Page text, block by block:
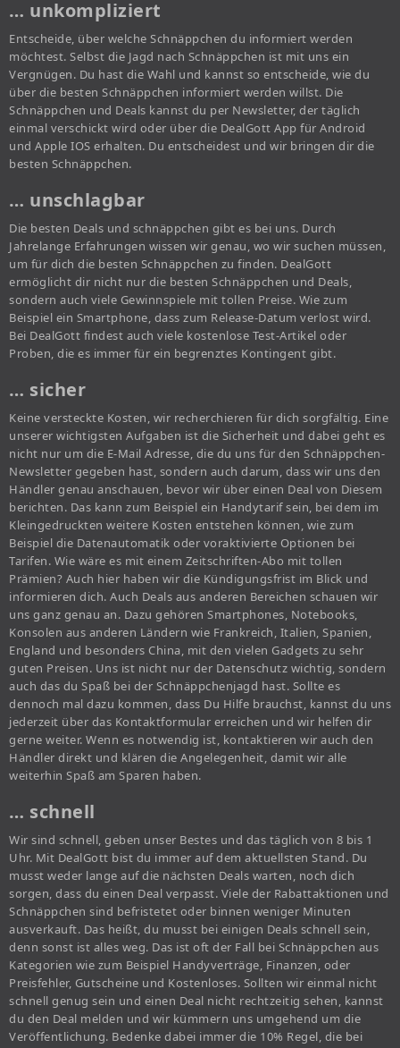
… unkompliziert
Entscheide, über welche Schnäppchen du informiert werden
möchtest. Selbst die Jagd nach Schnäppchen ist mit uns ein
Vergnügen. Du hast die Wahl und kannst so entscheide, wie du
über die besten Schnäppchen informiert werden willst. Die
Schnäppchen und Deals kannst du per Newsletter, der täglich
einmal verschickt wird oder über die DealGott App für Android
und Apple IOS erhalten. Du entscheidest und wir bringen dir die
besten Schnäppchen.
… unschlagbar
Die besten Deals und schnäppchen gibt es bei uns. Durch
Jahrelange Erfahrungen wissen wir genau, wo wir suchen müssen,
um für dich die besten Schnäppchen zu finden. DealGott
ermöglicht dir nicht nur die besten Schnäppchen und Deals,
sondern auch viele Gewinnspiele mit tollen Preise. Wie zum
Beispiel ein Smartphone, dass zum Release-Datum verlost wird.
Bei DealGott findest auch viele kostenlose Test-Artikel oder
Proben, die es immer für ein begrenztes Kontingent gibt.
… sicher
Keine versteckte Kosten, wir recherchieren für dich sorgfältig. Eine
unserer wichtigsten Aufgaben ist die Sicherheit und dabei geht es
nicht nur um die E-Mail Adresse, die du uns für den Schnäppchen-
Newsletter gegeben hast, sondern auch darum, dass wir uns den
Händler genau anschauen, bevor wir über einen Deal von Diesem
berichten. Das kann zum Beispiel ein Handytarif sein, bei dem im
Kleingedruckten weitere Kosten entstehen können, wie zum
Beispiel die Datenautomatik oder voraktivierte Optionen bei
Tarifen. Wie wäre es mit einem Zeitschriften-Abo mit tollen
Prämien? Auch hier haben wir die Kündigungsfrist im Blick und
informieren dich. Auch Deals aus anderen Bereichen schauen wir
uns ganz genau an. Dazu gehören Smartphones, Notebooks,
Konsolen aus anderen Ländern wie Frankreich, Italien, Spanien,
England und besonders China, mit den vielen Gadgets zu sehr
guten Preisen. Uns ist nicht nur der Datenschutz wichtig, sondern
auch das du Spaß bei der Schnäppchenjagd hast. Sollte es
dennoch mal dazu kommen, dass Du Hilfe brauchst, kannst du uns
jederzeit über das Kontaktformular erreichen und wir helfen dir
gerne weiter. Wenn es notwendig ist, kontaktieren wir auch den
Händler direkt und klären die Angelegenheit, damit wir alle
weiterhin Spaß am Sparen haben.
… schnell
Wir sind schnell, geben unser Bestes und das täglich von 8 bis 1
Uhr. Mit DealGott bist du immer auf dem aktuellsten Stand. Du
musst weder lange auf die nächsten Deals warten, noch dich
sorgen, dass du einen Deal verpasst. Viele der Rabattaktionen und
Schnäppchen sind befristetet oder binnen weniger Minuten
ausverkauft. Das heißt, du musst bei einigen Deals schnell sein,
denn sonst ist alles weg. Das ist oft der Fall bei Schnäppchen aus
Kategorien wie zum Beispiel Handyverträge, Finanzen, oder
Preisfehler, Gutscheine und Kostenloses. Sollten wir einmal nicht
schnell genug sein und einen Deal nicht rechtzeitig sehen, kannst
du den Deal melden und wir kümmern uns umgehend um die
Veröffentlichung. Bedenke dabei immer die 10% Regel, die bei